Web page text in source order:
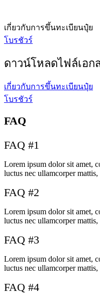
เกี่ยวกับการขึ้นทะเบียนปุ๋ย
โบรชัวร์
ดาวน์โหลดไฟล์เอก
เกี่ยวกับการขึ้นทะเบียนปุ๋ย
โบรชัวร์
FAQ
FAQ #1
Lorem ipsum dolor sit amet,
luctus nec ullamcorper
FAQ #2
Lorem ipsum dolor sit amet,
luctus nec ullamcorper
FAQ #3
Lorem ipsum dolor sit amet,
luctus nec ullamcorper
FAQ #4